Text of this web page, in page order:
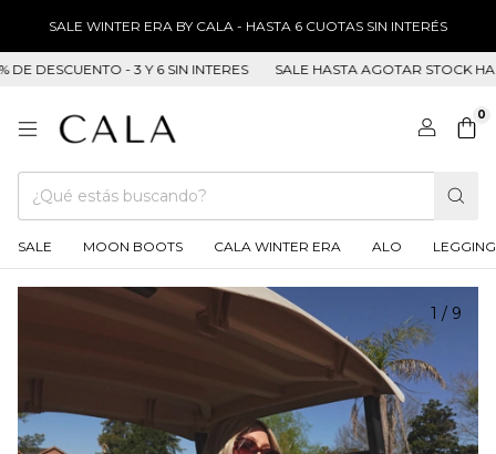
SALE WINTER ERA BY CALA - HASTA 6 CUOTAS SIN INTERÉS
- 3 Y 6 SIN INTERES SALE HASTA AGOTAR STOCK
0
SALE MOON BOOTS CALA WINTER ERA ALO LEGGING
1 / 9